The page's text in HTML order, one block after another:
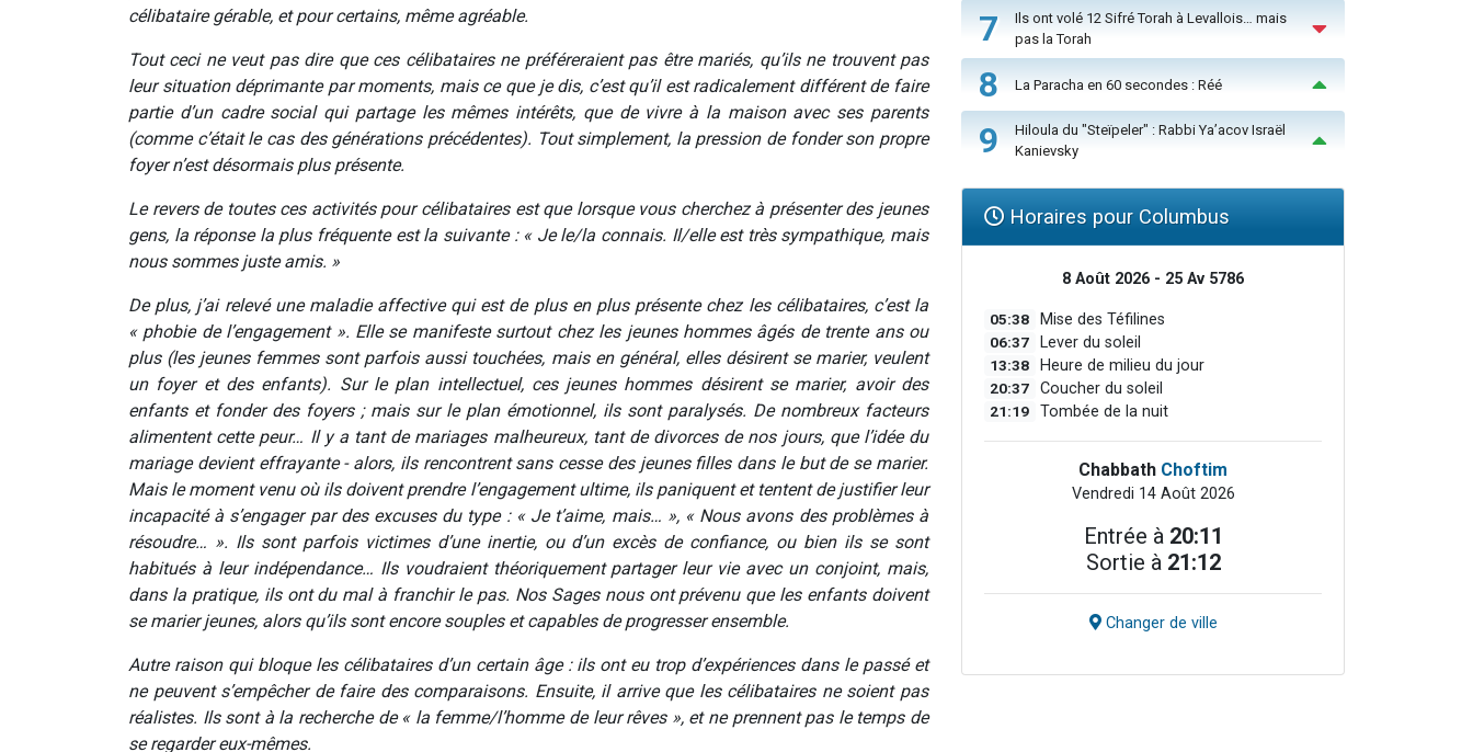
célibataire gérable, et pour certains, même agréable.
Tout ceci ne veut pas dire que ces célibataires ne préféreraient pas être mariés, qu’ils ne trouvent pas
leur situation déprimante par moments, mais ce que je dis, c’est qu’il est radicalement différent de faire
partie d’un cadre social qui partage les mêmes intérêts, que de vivre à la maison avec ses parents
(comme c’était le cas des générations précédentes). Tout simplement, la pression de fonder son propre
foyer n’est désormais plus présente.
Le revers de toutes ces activités pour célibataires est que lorsque vous cherchez à présenter des jeunes
gens, la réponse la plus fréquente est la suivante : « Je le/la connais. Il/elle est très sympathique, mais
nous sommes juste amis. »
De plus, j’ai relevé une maladie affective qui est de plus en plus présente chez les célibataires, c’est la
« phobie de l’engagement ». Elle se manifeste surtout chez les jeunes hommes âgés de trente ans ou
plus (les jeunes femmes sont parfois aussi touchées, mais en général, elles désirent se marier, veulent
un foyer et des enfants). Sur le plan intellectuel, ces jeunes hommes désirent se marier, avoir des
enfants et fonder des foyers ; mais sur le plan émotionnel, ils sont paralysés. De nombreux facteurs
alimentent cette peur… Il y a tant de mariages malheureux, tant de divorces de nos jours, que l’idée du
mariage devient effrayante - alors, ils rencontrent sans cesse des jeunes filles dans le but de se marier.
Mais le moment venu où ils doivent prendre l’engagement ultime, ils paniquent et tentent de justifier leur
incapacité à s’engager par des excuses du type : « Je t’aime, mais… », « Nous avons des problèmes à
résoudre… ». Ils sont parfois victimes d’une inertie, ou d’un excès de confiance, ou bien ils se sont
habitués à leur indépendance… Ils voudraient théoriquement partager leur vie avec un conjoint, mais,
dans la pratique, ils ont du mal à franchir le pas. Nos Sages nous ont prévenu que les enfants doivent
se marier jeunes, alors qu’ils sont encore souples et capables de progresser ensemble.
Autre raison qui bloque les célibataires d’un certain âge : ils ont eu trop d’expériences dans le passé et
ne peuvent s’empêcher de faire des comparaisons. Ensuite, il arrive que les célibataires ne soient pas
réalistes. Ils sont à la recherche de « la femme/l’homme de leur rêves », et ne prennent pas le temps de
se regarder eux-mêmes.
7
Ils ont volé 12 Sifré Torah à Levallois… mais
pas la Torah
8 La Paracha en 60 secondes : Réé
9
Hiloula du "Steïpeler" : Rabbi Ya’acov Israël
Kanievsky
Horaires pour Columbus
8 Août 2026 - 25 Av 5786
05:38 Mise des Téfilines
06:37 Lever du soleil
13:38 Heure de milieu du jour
20:37 Coucher du soleil
21:19 Tombée de la nuit
Chabbath Choftim
Vendredi 14 Août 2026
Entrée à 20:11
Sortie à 21:12
Changer de ville